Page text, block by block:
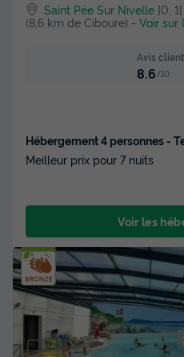
Saint Pée Sur Nivelle ]0,
(8,6 km de Ciboure) - Voir sur
Avis
8.6/10
Hébergement 4 personnes -
Meilleur prix pour 7 nuits
Voir les